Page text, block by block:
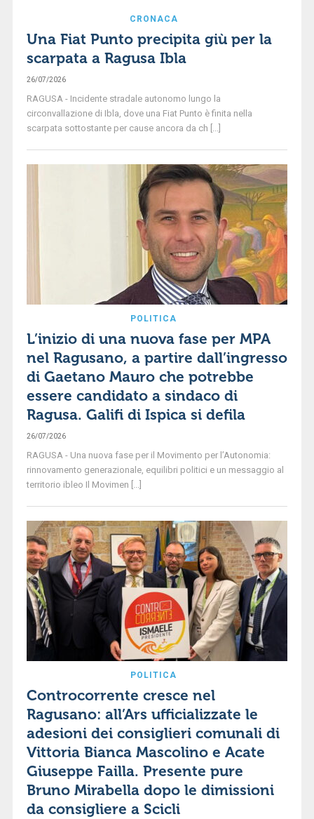
CRONACA
Una Fiat Punto precipita giù per la
scarpata a Ragusa Ibla
26/07/2026
RAGUSA - Incidente stradale autonomo lungo la
circonvallazione di Ibla, dove una Fiat Punto è finita nella
scarpata sottostante per cause ancora da ch [...]
POLITICA
L’inizio di una nuova fase per MPA
nel Ragusano, a partire dall’ingresso
di Gaetano Mauro che potrebbe
essere candidato a sindaco di
Ragusa. Galifi di Ispica si defila
26/07/2026
RAGUSA - Una nuova fase per il Movimento per l’Autonomia:
rinnovamento generazionale, equilibri politici e un messaggio al
territorio ibleo Il Movimen [...]
POLITICA
Controcorrente cresce nel
Ragusano: all’Ars ufficializzate le
adesioni dei consiglieri comunali di
Vittoria Bianca Mascolino e Acate
Giuseppe Failla. Presente pure
Bruno Mirabella dopo le dimissioni
da consigliere a Scicli